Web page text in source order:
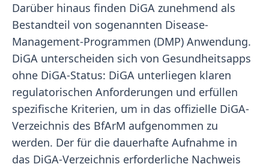
Darüber hinaus finden DiGA zunehmend als
Bestandteil von sogenannten Disease-
Management-Programmen (DMP) Anwendung.
DiGA unterscheiden sich von Gesundheitsapps
ohne DiGA-Status: DiGA unterliegen klaren
regulatorischen Anforderungen und erfüllen
spezifische Kriterien, um in das offizielle DiGA-
Verzeichnis des BfArM aufgenommen zu
werden. Der für die dauerhafte Aufnahme in
das DiGA-Verzeichnis erforderliche Nachweis